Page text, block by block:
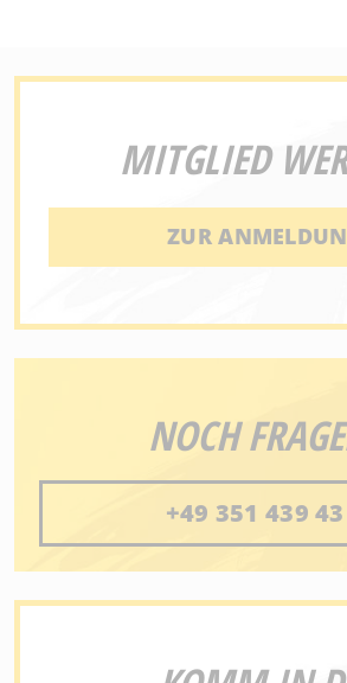
MITGLIED
ZUR
NOCH
+49 351 439